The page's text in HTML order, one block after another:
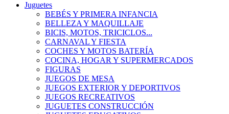
Juguetes
BEBÉS Y PRIMERA INFANCIA
BELLEZA Y MAQUILLAJE
BICIS, MOTOS, TRICICLOS...
CARNAVAL Y FIESTA
COCHES Y MOTOS BATERÍA
COCINA, HOGAR Y SUPERMERCADOS
FIGURAS
JUEGOS DE MESA
JUEGOS EXTERIOR Y DEPORTIVOS
JUEGOS RECREATIVOS
JUGUETES CONSTRUCCIÓN